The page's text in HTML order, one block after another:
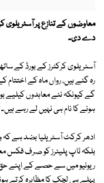
معاوضوں کے تنازع پر
دے دی۔
رہ گئے ہیں، رواں ماہ کے اختتام
گے کیونکہ نئے معاہدوں کیلیے
ہونے کا نام ہی نہیں لے رہے ہیں۔
ادھر کرکٹ آسٹریلیا بضد ہے
بلکہ ٹاپ پلیئرز کو صرف فکس
ریونیو میں سے حصے کے اپنے حق